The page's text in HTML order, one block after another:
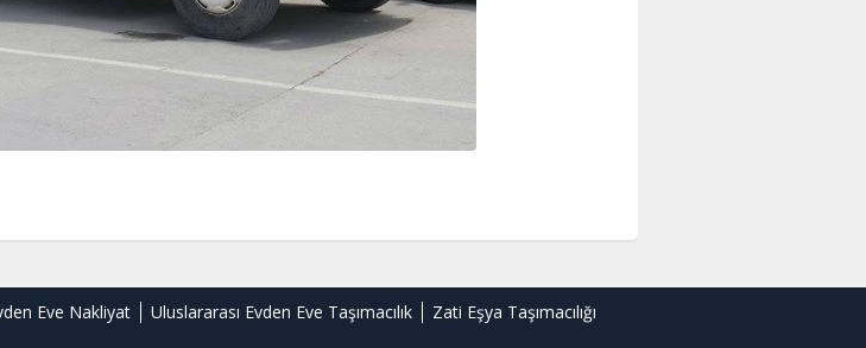
Eve Nakliyat Uluslararası Evden Eve Taşımacılık Zati Eşya Taşımacılığı